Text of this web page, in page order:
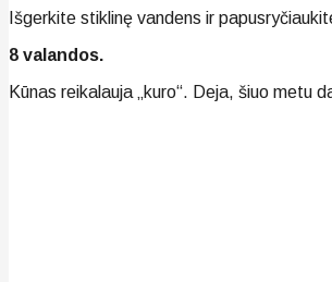
Išgerkite stiklinę vandens ir
8 valandos.
Kūnas reikalauja „kuro“. Deja, šiuo metu